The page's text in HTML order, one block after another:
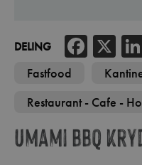
Fastfood
Restaurant - Cafe -
DELING X
Umami BBQ